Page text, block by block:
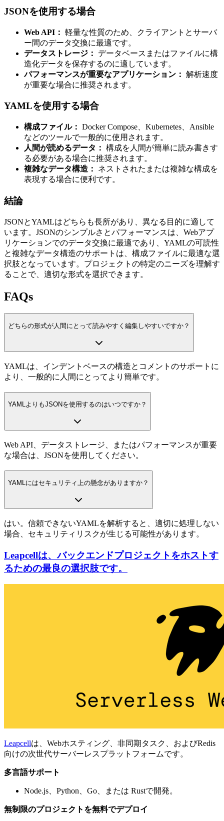
JSONを使用する場合
Web API： 軽量な性質のため、クライアントとサーバ
ー間のデータ交換に最適です。
データストレージ：
データベースまたはファイルに構
造化データを保存するのに適しています。
パフォーマンスが重要なアプリケーション： 解析速度
が重要な場合に推奨されます。
YAMLを使用する場合
構成ファイル： Docker Compose、Kubernetes、Ansible
などのツールで一般的に使用されます。
人間が読めるデータ： 構成を人間が簡単に読み書きす
る必要がある場合に推奨されます。
複雑なデータ構造：
ネストされたまたは複雑な構成を
表現する場合に便利です。
結論
JSONとYAMLはどちらも長所があり、異なる目的に適して
います。JSONのシンプルさとパフォーマンスは、Webアプ
リケーションでのデータ交換に最適であり、YAMLの可読性
と複雑なデータ構造のサポートは、構成ファイルに最適な選
択肢となっています。プロジェクトの特定のニーズを理解す
ることで、適切な形式を選択できます。
FAQs
どちらの形式が人間にとって読みやすく編集しやすいですか？
YAMLは、インデントベースの構造とコメントのサポートに
より、一般的に人間にとってより簡単です。
YAMLよりもJSONを使用するのはいつですか？
Web API、データストレージ、またはパフォーマンスが重要
な場合は、JSONを使用してください。
YAMLにはセキュリティ上の懸念がありますか？
はい。信頼できないYAMLを解析すると、適切に処理しない
場合、セキュリティリスクが生じる可能性があります。
Leapcellは、バックエンドプロジェクトをホストす
るための最良の選択肢です。
Leapcellは、Webホスティング、非同期タスク、およびRedis
向けの次世代サーバーレスプラットフォームです。
多言語サポート
Node.js、Python、Go、または Rustで開発。
無制限のプロジェクトを無料でデプロイ